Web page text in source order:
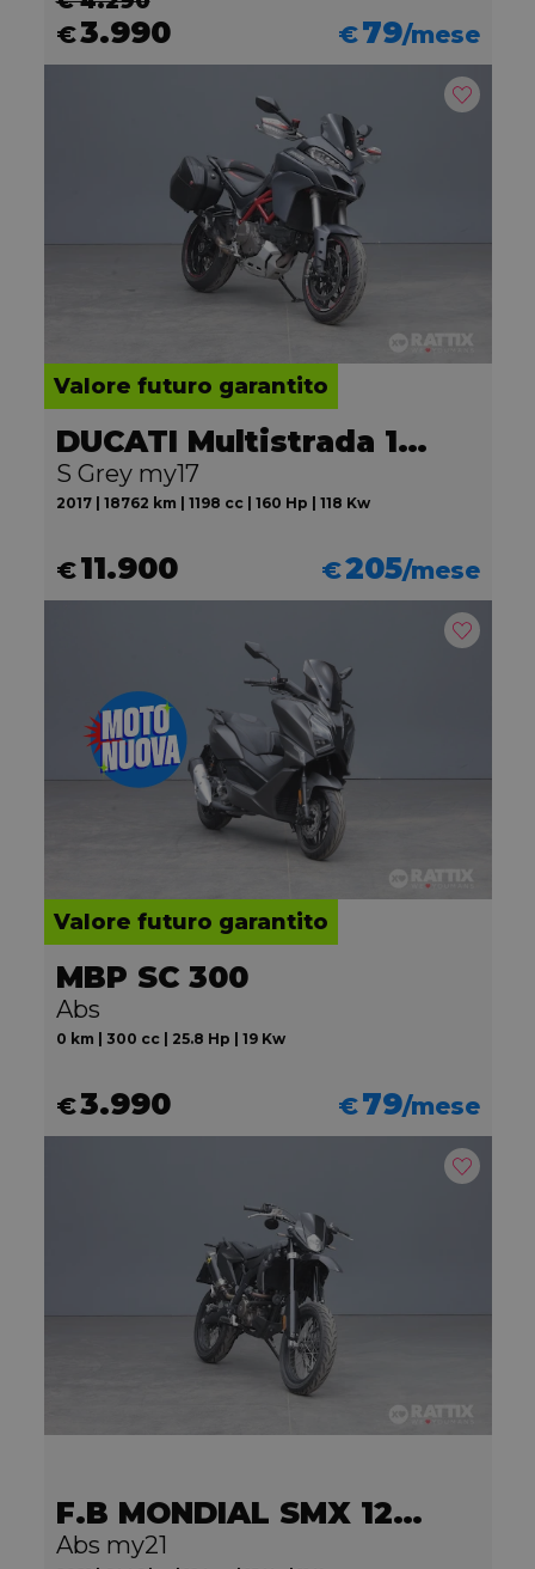
€3.990 €79/mese
Valore futuro garantito
DUCATI Multistrada 1200
S Grey my17
2017 | 18762 km | 1198 cc | 160 Hp | 118 Kw
€11.900 €205/mese
Valore futuro garantito
MBP SC 300
Abs
0 km | 300 cc | 25.8 Hp | 19 Kw
€3.990 €79/mese
F.B MONDIAL SMX 125 Motard
Abs my21